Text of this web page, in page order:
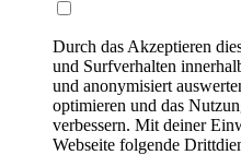
Durch das Akzeptieren
und Surfverhalten
und anonymisiert
optimieren und das
verbessern. Mit deiner
Webseite folgende